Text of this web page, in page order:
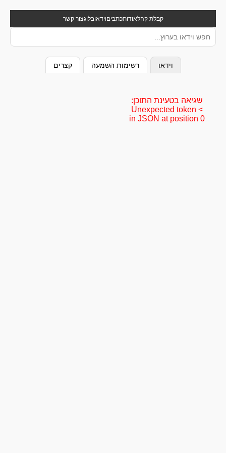
קבלת קהלאודותכתביםוידאובלוגצור קשר
וידאו רשימות השמעה קצרים
שגיאה בטעינת התוכן:
Unexpected token <
in JSON at position 0